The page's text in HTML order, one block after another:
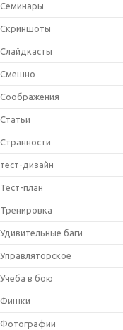
Семинары
Скриншоты
Слайдкасты
Смешно
Соображения
Статьи
Странности
тест-дизайн
Тест-план
Тренировка
Удивительные баги
Управляторское
Учеба в бою
Фишки
Фотографии